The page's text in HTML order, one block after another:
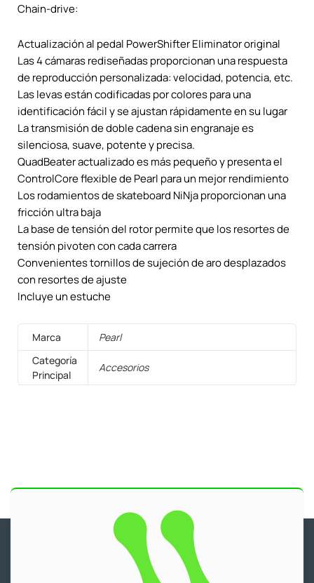
Chain-drive:
Actualización al pedal PowerShifter Eliminator original
Las 4 cámaras rediseñadas proporcionan una respuesta
de reproducción personalizada: velocidad, potencia, etc.
Las levas están codificadas por colores para una
identificación fácil y se ajustan rápidamente en su lugar
La transmisión de doble cadena sin engranaje es
silenciosa, suave, potente y precisa.
QuadBeater actualizado es más pequeño y presenta el
ControlCore flexible de Pearl para un mejor rendimiento
Los rodamientos de skateboard NiNja proporcionan una
fricción ultra baja
La base de tensión del rotor permite que los resortes de
tensión pivoten con cada carrera
Convenientes tornillos de sujeción de aro desplazados
con resortes de ajuste
Incluye un estuche
Marca
Pearl
Categoría
Principal
Accesorios